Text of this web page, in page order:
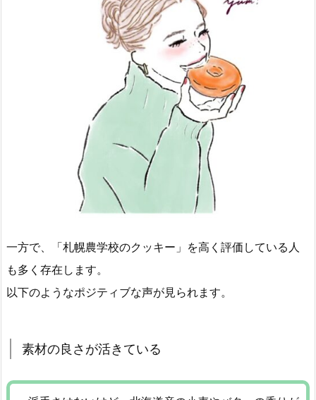
一方で、「札幌農学校のクッキー」を高く評価している人
も多く存在します。
以下のようなポジティブな声が見られます。
素材の良さが活きている